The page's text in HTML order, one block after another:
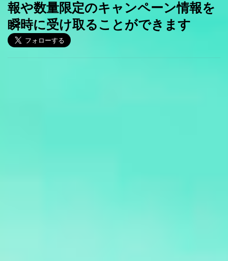
報や数量限定のキャンペーン情報を
瞬時に受け取ることができます